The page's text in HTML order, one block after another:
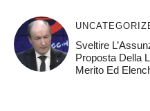
Sveltire
Proposta Della
Merito Ed